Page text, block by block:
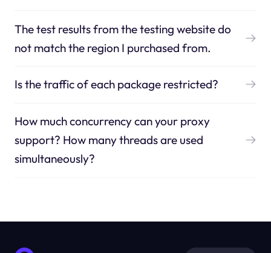
The test results from the testing website do
not match the region I purchased from.
Is the traffic of each package restricted?
How much concurrency can your proxy
support? How many threads are used
simultaneously?